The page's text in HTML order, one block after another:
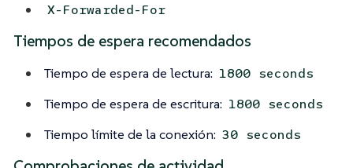
X-Forwarded-For
Tiempos de espera recomendados
Tiempo de espera de lectura: 1800 seconds
Tiempo de espera de escritura: 1800 seconds
Tiempo límite de la conexión: 30 seconds